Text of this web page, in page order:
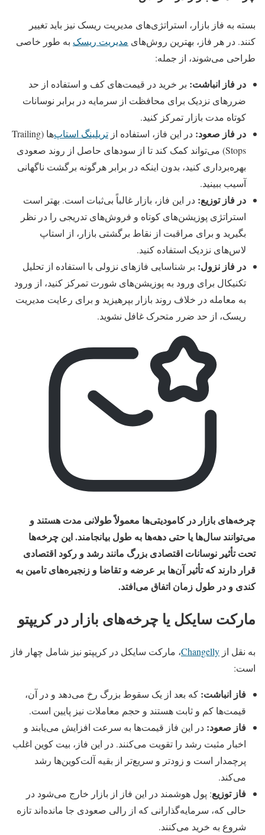
بسته به فاز بازار، استراتژی‌های مدیریت ریسک نیز باید تغییر
کنند. در هر فاز، بهترین روش‌های مدیریت ریسک به‌ طور خاصی
طراحی می‌شوند، از جمله:
در فاز انباشت: بر خرید در قیمت‌های کف و استفاده از حد
ضررهای نزدیک برای محافظت از سرمایه در برابر نوسانات
کوتاه‌ مدت بازار تمرکز کنید.
در فاز صعود: در این فاز، استفاده از تریلینگ استاپ‌
ها (Trailing
Stops) می‌تواند کمک کند تا از سودهای حاصل از روند صعودی
بهره‌برداری کنید، بدون اینکه در برابر هرگونه برگشت ناگهانی
آسیب ببینید.
در فاز توزیع: در این فاز، بازار غالباً بی‌ثبات است. بهتر است
استراتژی پوزیشن‌های کوتاه و فروش‌های تدریجی را در نظر
بگیرید و برای مراقبت از نقاط برگشتی بازار، از استاپ
لاس‌های نزدیک استفاده کنید.
در فاز نزول: بر شناسایی فازهای نزولی با استفاده از تحلیل
تکنیکال برای ورود به پوزیشن‌های شورت تمرکز کنید، از ورود
به معامله در خلاف روند بازار بپرهیزید و برای رعایت مدیریت
ریسک، از حد ضرر متحرک غافل نشوید.
چرخه‌های بازار در کامودیتی‌ها معمولاً طولانی‌ مدت هستند و
می‌توانند سال‌ها یا حتی دهه‌ها به طول بیانجامند. این چرخه‌ها
تحت تأثیر نوسانات اقتصادی بزرگ مانند رشد و رکود اقتصادی
قرار دارند که تأثیر آن‌ها بر عرضه و تقاضا و زنجیره‌های تامین به
کندی و در طول زمان اتفاق می‌افتد.
مارکت سایکل یا چرخه‌های بازار در کریپتو
به نقل از Changelly، مارکت سایکل در کریپتو نیز شامل چهار فاز
است:
فاز انباشت: که بعد از یک سقوط بزرگ رخ می‌دهد و در آن،
قیمت‌‌ها کم و ثابت هستند و حجم معاملات نیز پایین است.
فاز صعود: در این فاز قیمت‌ها به سرعت افزایش می‌یابند و
اخبار مثبت رشد را تقویت می‌کنند. در این فاز، بیت کوین اغلب
پرچمدار است و زودتر و سریع‌تر از بقیه آلت‌کوین‌ها رشد
می‌کند.
فاز توزیع: پول هوشمند در این فاز از بازار خارج می‌شود در
حالی‌ که، سرمایه‌گذارانی که از رالی صعودی جا مانده‌اند تازه
شروع به خرید می‌کنند.